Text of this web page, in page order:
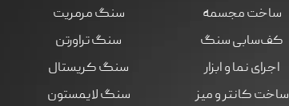
ساخت مجسمه
کف‌سابی سنگ
اجرای نما و ابزار
ساخت کانتر و میز
سنگ مرمریت
سنگ تراورتن
سنگ کریستال
سنگ لایمستون